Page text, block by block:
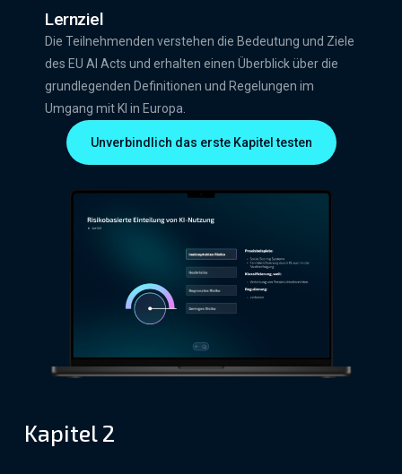
Kapitel 2
Lernziel
Die Teilnehmenden verstehen die Bedeutung und Ziele
des EU AI Acts und erhalten einen Überblick über die
grundlegenden Definitionen und Regelungen im
Umgang mit KI in Europa.
Unverbindlich das erste Kapitel testen